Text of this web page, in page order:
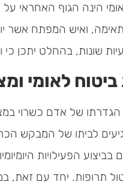
הינה הגוף האחראי
ואיש המפתח אשר
שונות, בהחלט יתכן
לאומי
של אדם כשרוי
לביתו של המבקש
בביצוע הפעילויות
תרופות. יחד עם זאת,